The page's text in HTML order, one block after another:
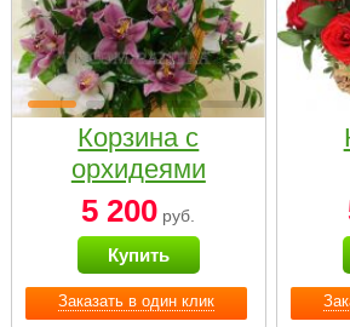
Заказать в один клик
Корзина с
орхидеями
малая
5 200 руб.
Купить